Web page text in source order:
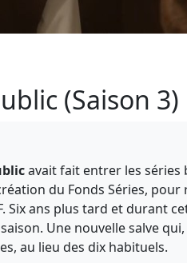
(Saison 3)
avait fait entrer les séries
du Fonds Séries, pour
Six ans plus tard et durant
Une nouvelle salve
au lieu des dix habituels.